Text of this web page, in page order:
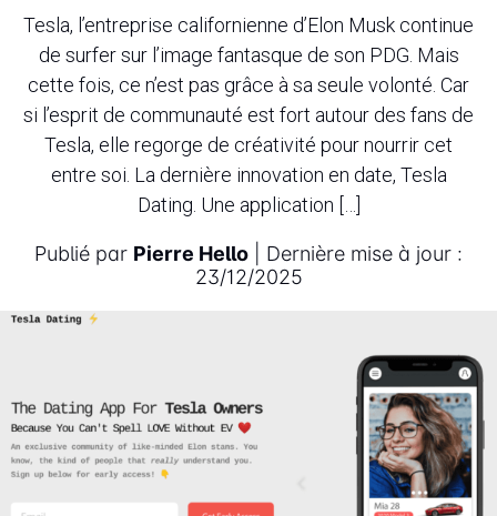
Tesla, l’entreprise californienne d’Elon Musk continue
de surfer sur l’image fantasque de son PDG. Mais
cette fois, ce n’est pas grâce à sa seule volonté. Car
si l’esprit de communauté est fort autour des fans de
Tesla, elle regorge de créativité pour nourrir cet
entre soi. La dernière innovation en date, Tesla
Dating. Une application […]
Publié par Pierre Hello | Dernière mise à jour :
23/12/2025